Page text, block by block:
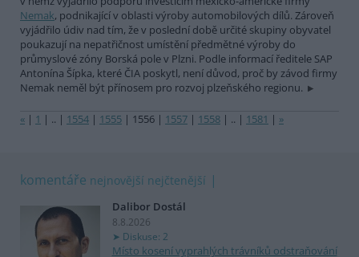
Nemak, podnikající v oblasti výroby automobilových dílů. Zároveň
vyjádřilo údiv nad tím, že v poslední době určité skupiny obyvatel
poukazují na nepatřičnost umístění předmětné výroby do
průmyslové zóny Borská pole v Plzni. Podle informací ředitele SAP
Antonína Šípka, které ČIA poskytl, není důvod, proč by závod firmy
Nemak neměl být přínosem pro rozvoj plzeňského regionu.
« | 1 | .. | 1554 | 1555 | 1556 | 1557 | 1558 | .. | 1581 | »
komentáře nejnovější nejčtenější
Dalibor Dostál
8.8.2026
Diskuse: 2
Místo kosení vyprahlých trávníků odstraňování